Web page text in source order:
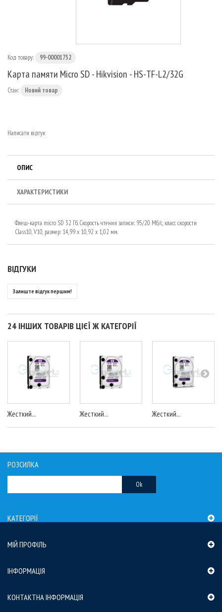
Код товару: 99-00001752
Карта памяти Micro SD - Hikvision - HS-TF-L2/32G
Стан: Новий товар
Написати відгук
ОПИС
ХАРАКТЕРИСТИКИ
Флеш-карта micro SD 32 Гб. Скорость чтения записи: 95/20 Мб/с, класс скорости
Class10, V10, размер: 14,99 х 10,92 х 1,02 мм.
ВІДГУКИ
Залиште відгук першим!
24 ІНШИХ ТОВАРІВ ЦІЄЇ Ж КАТЕГОРІЇ
Жесткий... Жесткий... Жесткий...
РОЗСИЛКА
Ok
КАТЕГОРІЇ
МІЙ ПРОФІЛЬ
ІНФОРМАЦІЯ
КОНТАКТНА ІНФОРМАЦІЯ